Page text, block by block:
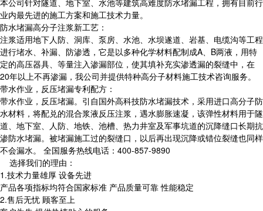
本公司针对隧道、地下室、水池等建筑高难度防水堵漏工程，拥有目前行
业内最先进的施工方案和施工技术力量。
防水堵漏高分子注浆新工艺：
注浆适用地下人防、洞库、泵房、水池、水坝遂道、岩基、电缆沟等工程
进行堵水、补漏、防渗透，它是以多种化学材料配制成A、B两液，用特
定的高压器具、等量注入渗漏部位，使其填补充实渗透漏的裂缝中，在
20年以上不再渗漏，我公司并提供特种高分子材料施工技术咨询服务。
带水作业，反压堵漏专利配方：
带水作业，反压堵漏。引自国外高科技防水堵漏技术，采用进口高分子防
水材料，将配兑的混合浆液反压注浆，遇水膨胀速凝，该弹性材料用于隧
道、地下室、人防、地铁、池槽、热力井室及军事坑道的沉降缝口长期抗
渗防水堵漏。被堵漏施工过的裂缝口，以后再出现沉降或错位裂缝也同样
不会漏水。 全国服务热线电话：400-857-9890
选择我们的理由：
1.技术力量雄厚 设备先进
产品各项指标均符合国家标准 产品质量可靠 性能稳定
2.售后无忧 顾客至上